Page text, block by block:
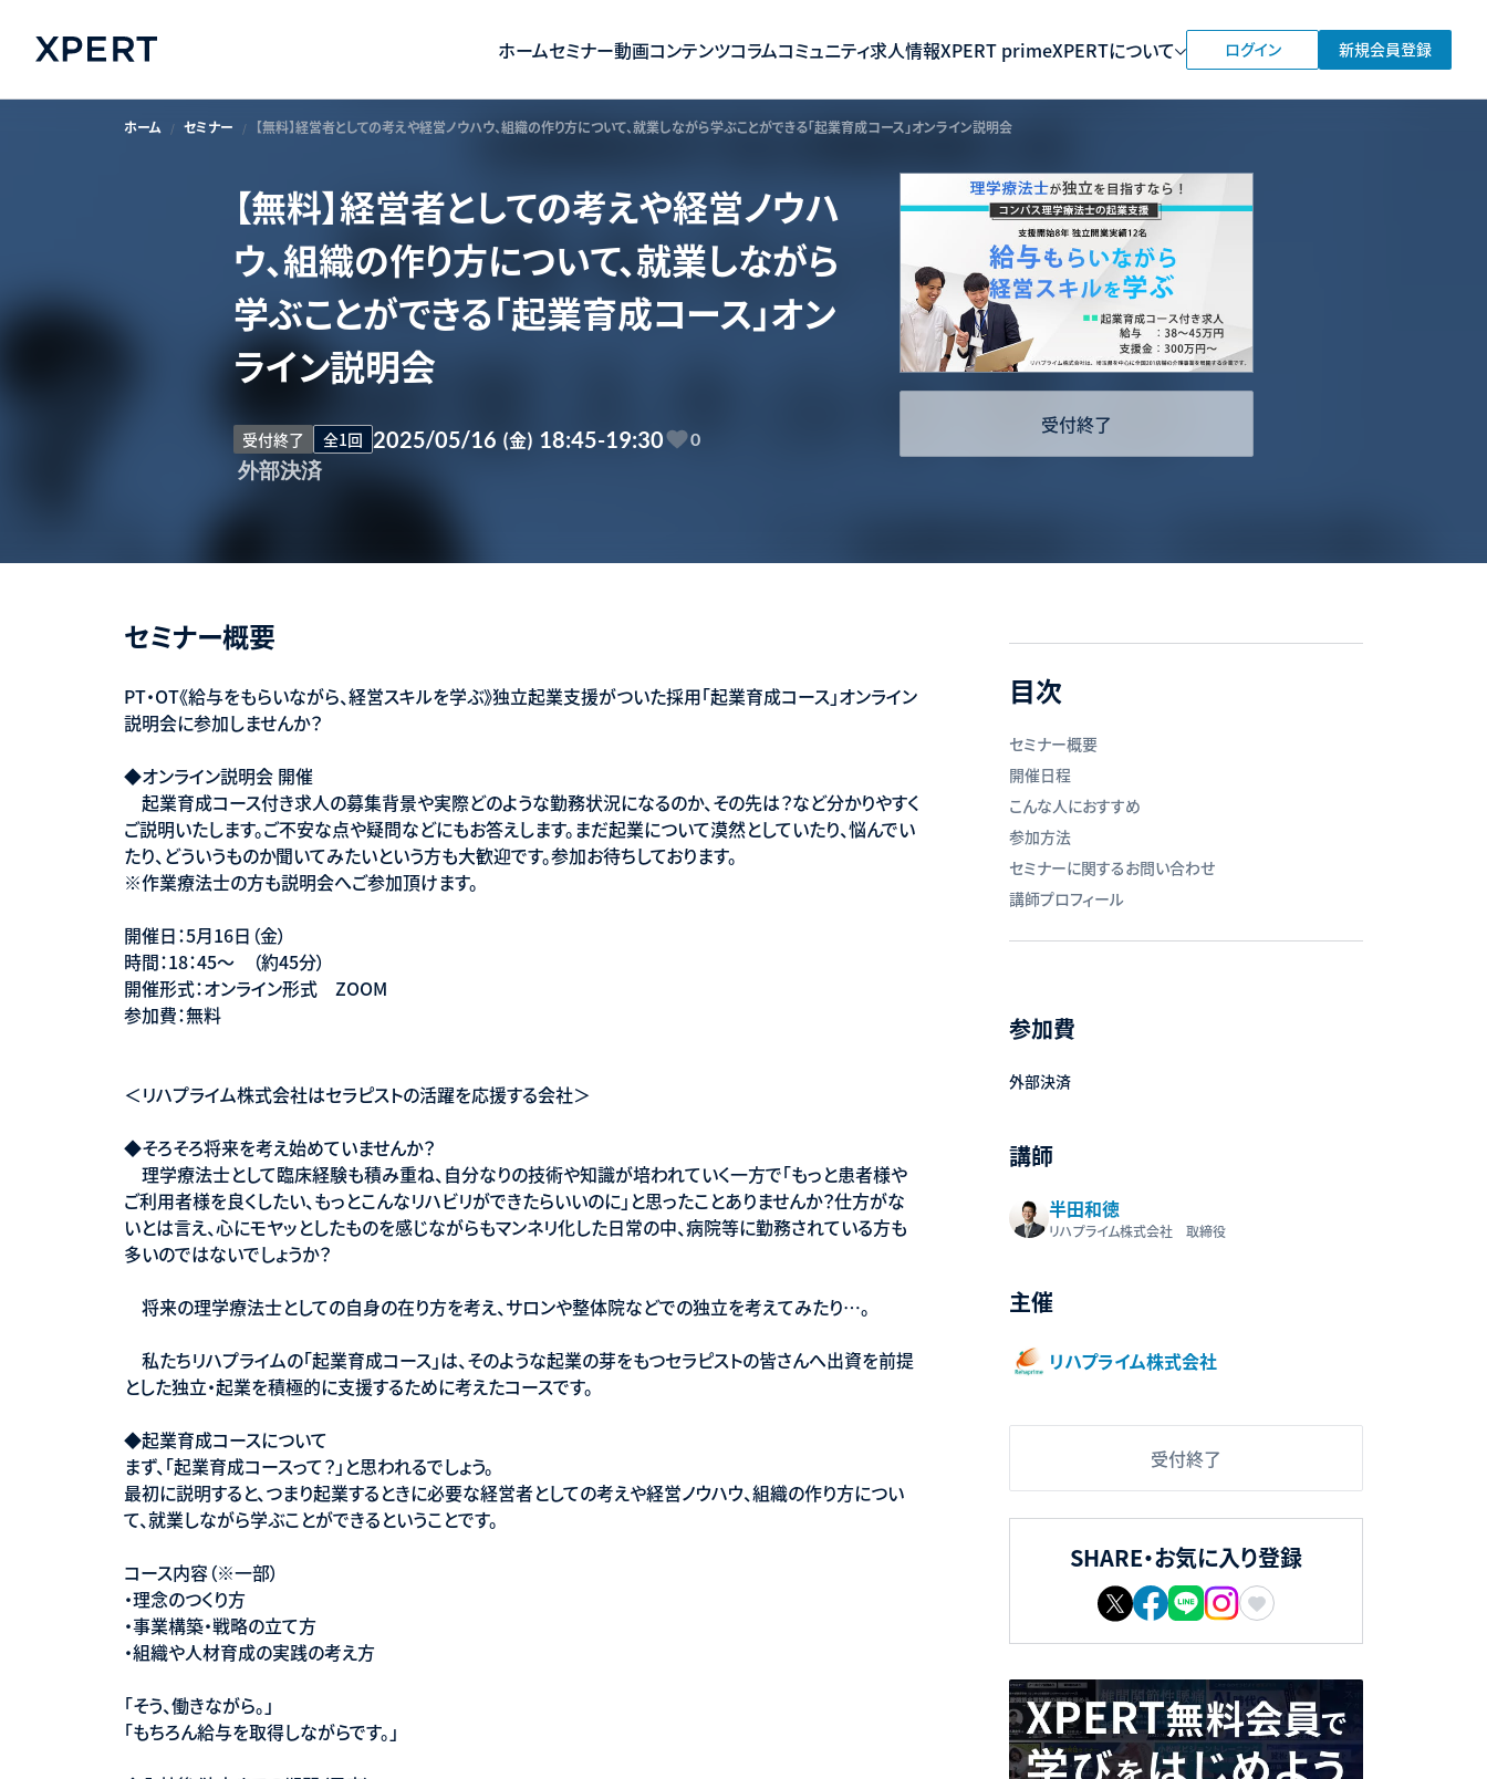
ホームセミナー動画コンテンツコラムコミュニティ求人情報XPERT primeXPERTについて ログイン 新規会員登録
ホーム セミナー 【無料】経営者としての考えや経営ノウハウ、組織の作り方について、就業しながら学ぶことができる「起業育成コース」オンライン説明会
【無料】経営者としての考えや経営ノウハ
ウ、組織の作り方について、就業しながら
学ぶことができる「起業育成コース」オン
ライン説明会
受付終了 全1回 2025/05/16 (金) 18:45-19:30 0
外部決済
受付終了
目次
セミナー概要
開催日程
こんな人におすすめ
参加方法
セミナーに関するお問い合わせ
講師プロフィール
参加費
外部決済
講師
半田和徳
リハプライム株式会社 取締役
主催
リハプライム株式会社
受付終了
SHARE・お気に入り登録
セミナー概要
PT・OT《給与をもらいながら、経営スキルを学ぶ》独立起業支援がついた採用「起業育成コース」オンライン
説明会に参加しませんか？
◆オンライン説明会 開催
起業育成コース付き求人の募集背景や実際どのような勤務状況になるのか、その先は？など分かりやすく
ご説明いたします。ご不安な点や疑問などにもお答えします。まだ起業について漠然としていたり、悩んでい
たり、どういうものか聞いてみたいという方も大歓迎です。参加お待ちしております。
※作業療法士の方も説明会へご参加頂けます。
開催日：5月16日（金）
時間：18：45～ （約45分）
開催形式：オンライン形式 ZOOM
参加費：無料
＜リハプライム株式会社はセラピストの活躍を応援する会社＞
◆そろそろ将来を考え始めていませんか？
理学療法士として臨床経験も積み重ね、自分なりの技術や知識が培われていく一方で「もっと患者様や
ご利用者様を良くしたい、もっとこんなリハビリができたらいいのに」と思ったことありませんか？仕方がな
いとは言え、心にモヤッとしたものを感じながらもマンネリ化した日常の中、病院等に勤務されている方も
多いのではないでしょうか？
将来の理学療法士としての自身の在り方を考え、サロンや整体院などでの独立を考えてみたり…。
私たちリハプライムの「起業育成コース」は、そのような起業の芽をもつセラピストの皆さんへ出資を前提
とした独立・起業を積極的に支援するために考えたコースです。
◆起業育成コースについて
まず、「起業育成コースって？」と思われるでしょう。
最初に説明すると、つまり起業するときに必要な経営者としての考えや経営ノウハウ、組織の作り方につい
て、就業しながら学ぶことができるということです。
コース内容（※一部）
・理念のつくり方
・事業構築・戦略の立て方
・組織や人材育成の実践の考え方
「そう、働きながら。」
「もちろん給与を取得しながらです。」